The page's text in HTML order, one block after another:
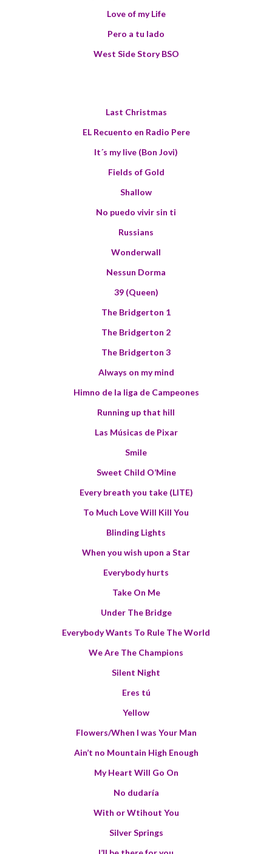
Love of my Life
Pero a tu lado
West Side Story BSO
Last Christmas
EL Recuento en Radio Pere
It´s my live (Bon Jovi)
Fields of Gold
Shallow
No puedo vivir sin ti
Russians
Wonderwall
Nessun Dorma
39 (Queen)
The Bridgerton 1
The Bridgerton 2
The Bridgerton 3
Always on my mind
Himno de la liga de Campeones
Running up that hill
Las Músicas de Pixar
Smile
Sweet Child O’Mine
Every breath you take (LITE)
To Much Love Will Kill You
Blinding Lights
When you wish upon a Star
Everybody hurts
Take On Me
Under The Bridge
Everybody Wants To Rule The World
We Are The Champions
Silent Night
Eres tú
Yellow
Flowers/When I was Your Man
Ain’t no Mountain High Enough
My Heart Will Go On
No dudaría
With or Wtihout You
Silver Springs